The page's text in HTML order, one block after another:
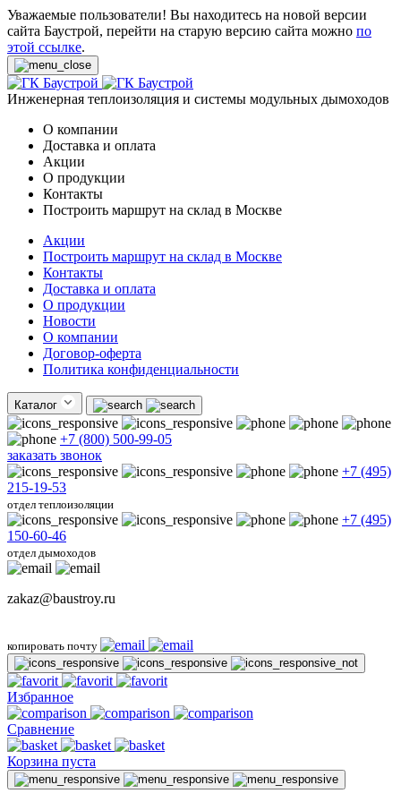
Уважаемые пользователи! Вы находитесь на новой версии
сайта Баустрой, перейти на старую версию сайта можно по
этой ссылке.
Инженерная теплоизоляция и системы модульных дымоходов
О компании
Доставка и оплата
Акции
О продукции
Контакты
Построить маршрут на склад в Москве
Акции
Построить маршрут на склад в Москве
Контакты
Доставка и оплата
О продукции
Новости
О компании
Договор-оферта
Политика конфиденциальности
Каталог
+7 (800) 500-99-05
заказать звонок
+7 (495)
215-19-53
отдел теплоизоляции
+7 (495)
150-60-46
отдел дымоходов
zakaz@baustroy.ru
копировать почту
Избранное
Сравнение
Корзина пуста